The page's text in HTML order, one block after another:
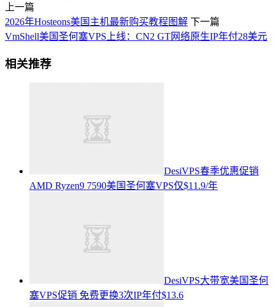
上一篇
2026年Hosteons美国主机最新购买教程图解 下一篇
VmShell美国圣何塞VPS上线：CN2 GT网络原生IP年付28美元
相关推荐
DesiVPS春季优惠促销
AMD Ryzen9 7590美国圣何塞VPS仅$11.9/年
DesiVPS大带宽美国圣何
塞VPS促销 免费更换3次IP年付$13.6